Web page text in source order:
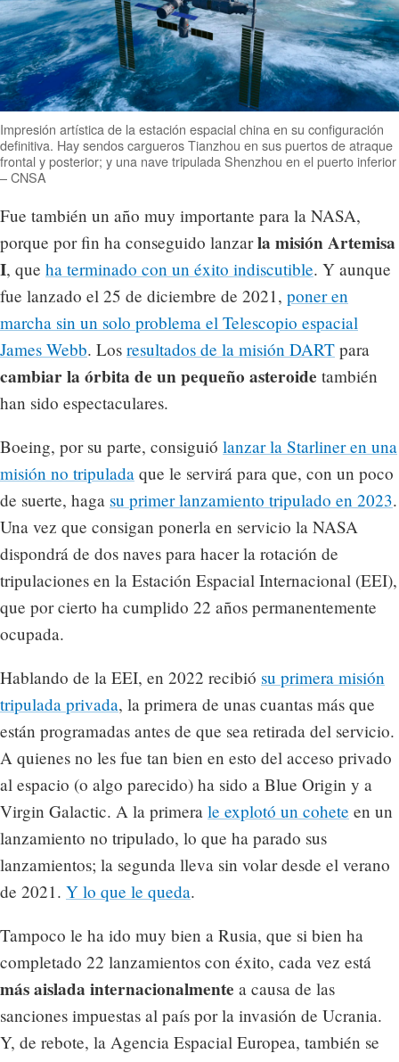
Impresión artística de la estación espacial china en su configuración
definitiva. Hay sendos cargueros Tianzhou en sus puertos de atraque
frontal y posterior; y una nave tripulada Shenzhou en el puerto inferior
– CNSA
Fue también un año muy importante para la NASA,
porque por fin ha conseguido lanzarla misión Artemisa
I, que ha terminado con un éxito indiscutible. Y aunque
fue lanzado el 25 de diciembre de 2021, poner en
marcha sin un solo problema el Telescopio espacial
James Webb. Los resultados de la misión DART para
cambiar la órbita de un pequeño asteroide también
han sido espectaculares.
Boeing, por su parte, consiguió lanzar la Starliner en una
misión no tripulada que le servirá para que, con un poco
de suerte, haga su primer lanzamiento tripulado en 2023.
Una vez que consigan ponerla en servicio la NASA
dispondrá de dos naves para hacer la rotación de
tripulaciones en la Estación Espacial Internacional (EEI),
que por cierto ha cumplido 22 años permanentemente
ocupada.
Hablando de la EEI, en 2022 recibió su primera misión
tripulada privada, la primera de unas cuantas más que
están programadas antes de que sea retirada del servicio.
A quienes no les fue tan bien en esto del acceso privado
al espacio (o algo parecido) ha sido a Blue Origin y a
Virgin Galactic. A la primera le explotó un cohete en un
lanzamiento no tripulado, lo que ha parado sus
lanzamientos; la segunda lleva sin volar desde el verano
de 2021. Y lo que le queda.
Tampoco le ha ido muy bien a Rusia, que si bien ha
completado 22 lanzamientos con éxito, cada vez está
más aislada internacionalmente a causa de las
sanciones impuestas al país por la invasión de Ucrania.
Y, de rebote, la Agencia Espacial Europea, también se